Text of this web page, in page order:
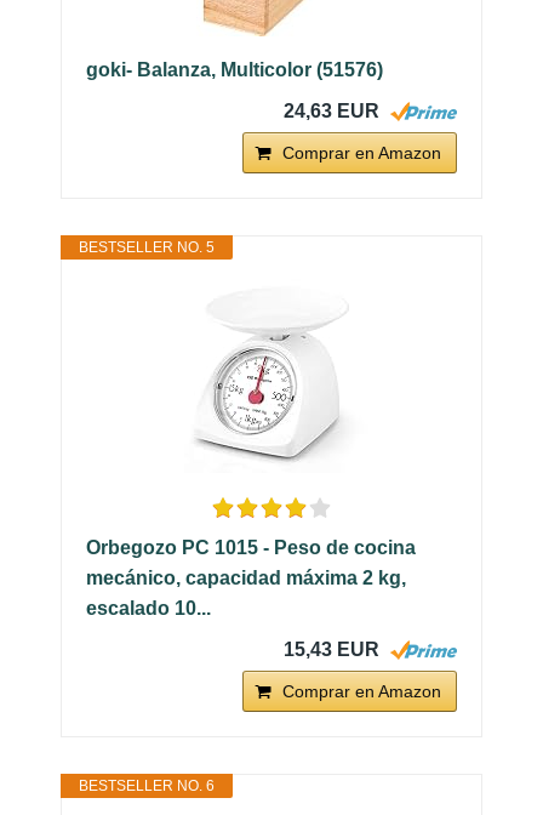
goki- Balanza, Multicolor (51576)
24,63 EUR
Comprar en Amazon
BESTSELLER NO. 5
Orbegozo PC 1015 - Peso de cocina
mecánico, capacidad máxima 2 kg,
escalado 10...
15,43 EUR
Comprar en Amazon
BESTSELLER NO. 6